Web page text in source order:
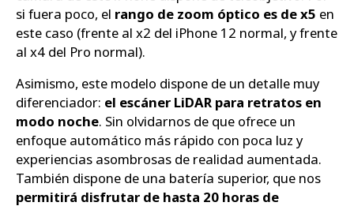
si fuera poco, el rango de zoom óptico es de x5 en
este caso (frente al x2 del iPhone 12 normal, y frente
al x4 del Pro normal).
Asimismo, este modelo dispone de un detalle muy
diferenciador: el escáner LiDAR para retratos en
modo noche. Sin olvidarnos de que ofrece un
enfoque automático más rápido con poca luz y
experiencias asombrosas de realidad aumentada.
También dispone de una batería superior, que nos
permitirá disfrutar de hasta 20 horas de